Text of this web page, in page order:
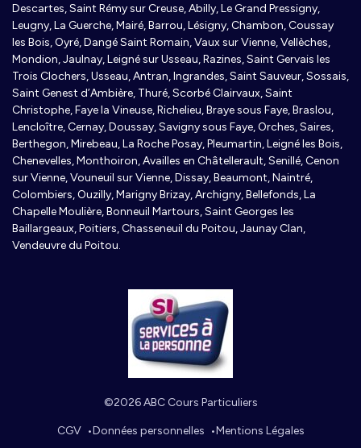
Descartes, Saint Rémy sur Creuse, Abilly, Le Grand Pressigny,
Leugny, La Guerche, Mairé, Barrou, Lésigny, Chambon, Coussay
les Bois, Oyré, Dangé Saint Romain, Vaux sur Vienne, Vellèches,
Mondion, Jaulnay, Leigné sur Usseau, Razines, Saint Gervais les
Trois Clochers, Usseau, Antran, Ingrandes, Saint Sauveur, Sossais,
Saint Genest d’Ambière, Thuré, Scorbé Clairvaux, Saint
Christophe, Faye la Vineuse, Richelieu, Braye sous Faye, Braslou,
Lencloître, Cernay, Doussay, Savigny sous Faye, Orches, Saires,
Berthegon, Mirebeau, La Roche Posay, Pleumartin, Leigné les Bois,
Chenevelles, Monthoiron, Availles en Châtellerault, Senillé, Cenon
sur Vienne, Vouneuil sur Vienne, Dissay, Beaumont, Naintré,
Colombiers, Ouzilly, Marigny Brizay, Archigny, Bellefonds, La
Chapelle Moulière, Bonneuil Martours, Saint Georges les
Baillargeaux, Poitiers, Chasseneuil du Poitou, Jaunay Clan,
Vendeuvre du Poitou.
©2026 ABC Cours Particuliers
CGV Données personnelles Mentions Légales